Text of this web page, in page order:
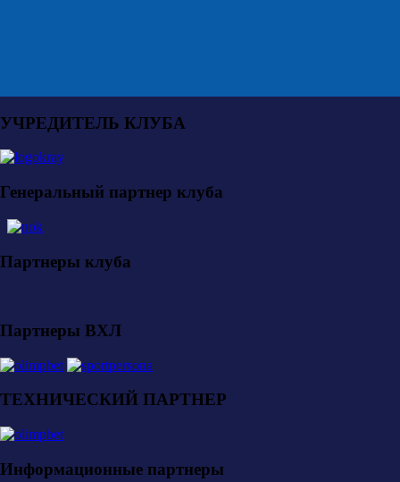
УЧРЕДИТЕЛЬ КЛУБА
Генеральный партнер клуба
Партнеры клуба
Партнеры ВХЛ
ТЕХНИЧЕСКИЙ ПАРТНЕР
Информационные партнеры